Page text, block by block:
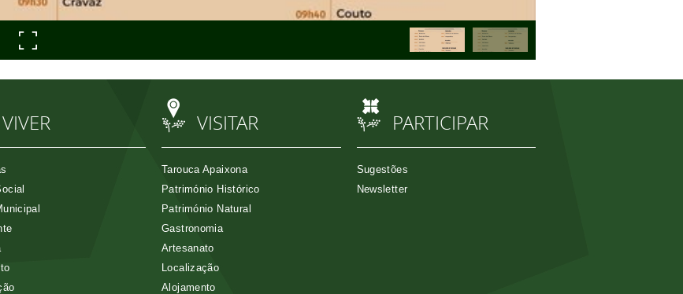
VIVER VISITAR
Tarouca Apaixona
Património Histórico
Património Natural
Gastronomia
Artesanato
Localização
Alojamento
PARTICIPAR
Sugestões
Newsletter